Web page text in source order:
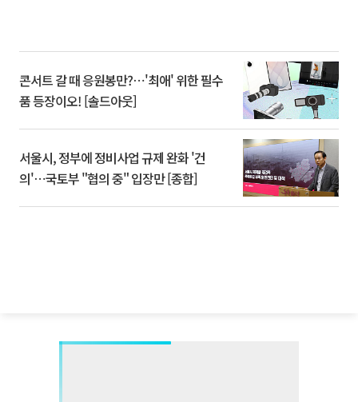
콘서트 갈 때 응원봉만?⋯'최애' 위한 필수
품 등장이오! [솔드아웃]
서울시, 정부에 정비사업 규제 완화 '건
의'⋯국토부 "협의 중" 입장만 [종합]